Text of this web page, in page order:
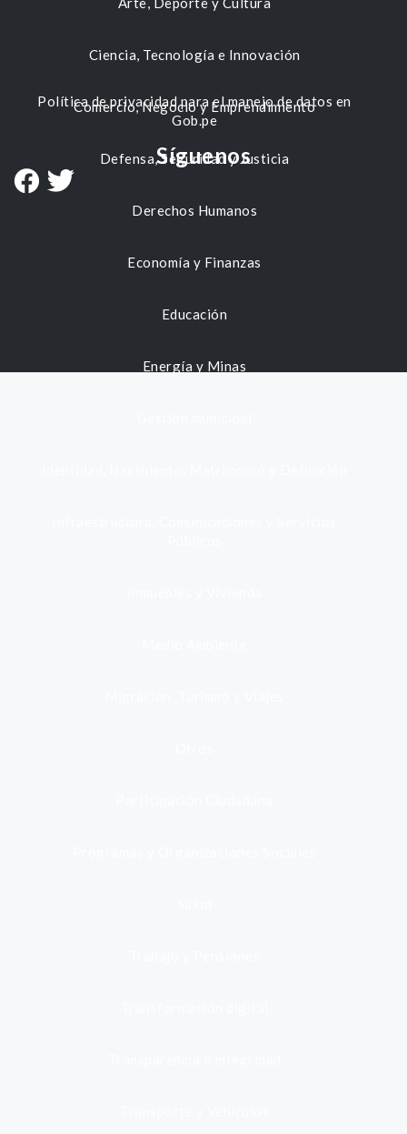
Ciencia, Tecnología e Innovación
Comercio, Negocio y Emprendimiento
Defensa, Seguridad y Justicia
Derechos Humanos
Economía y Finanzas
Educación
Energía y Minas
Política de privacidad para el manejo de datos en
Gob.pe
Síguenos